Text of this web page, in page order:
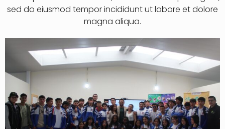
sed do eiusmod tempor incididunt ut labore et dolore
magna aliqua.